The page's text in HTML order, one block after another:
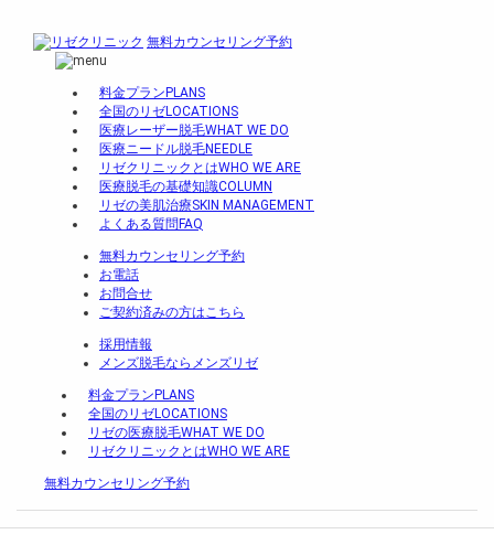
無料カウンセリング予約
料金プラン PLANS
全国のリゼLOCATIONS
医療レーザー脱毛WHAT WE DO
医療ニードル脱毛NEEDLE
リゼクリニックとはWHO WE ARE
医療脱毛の基礎知識COLUMN
リゼの美肌治療SKIN MANAGEMENT
よくある質問 FAQ
無料カウンセリング予約
お電話
お問合せ
ご契約済みの方はこちら
採用情報
メンズ脱毛ならメンズリゼ
料金プラン PLANS
全国のリゼLOCATIONS
リゼの医療脱毛WHAT WE DO
リゼクリニックとはWHO WE ARE
無料カウンセリング予約